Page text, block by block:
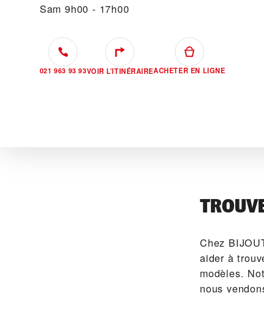
Sam 9h00 - 17h00
021 963 93 93VOIR L’ITINÉRAIREACHETER EN LIGNE
Chez
aider à
modèles.
nous